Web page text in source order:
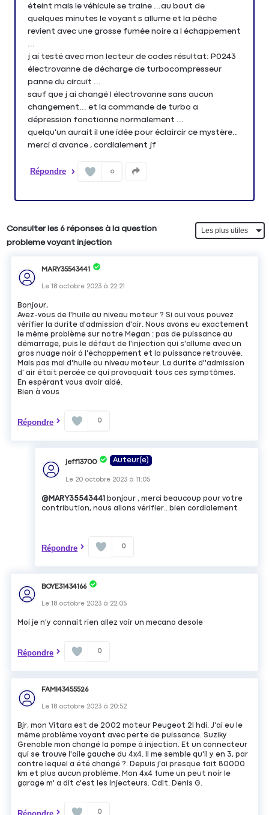
éteint mais le véhicule se traine ...au bout de
quelques minutes le voyant s allume et la pêche
revient avec une grosse fumée noire a l échappement
...
j ai testé avec mon lecteur de codes résultat: P0243
électrovanne de décharge de turbocompresseur
panne du circuit ...
sauf que j ai changé l électrovanne sans aucun
changement... et la commande de turbo a
dépression fonctionne normalement ...
quelqu'un aurait il une idée pour éclaircir ce mystère..
merci d avance , cordialement jf
Répondre 0
Consulter les 6 réponses à la question
probleme voyant injection
MARY35543441
Le18 octobre 2023 à 22:21
Bonjour,
Avez-vous de l'huile au niveau moteur ? Si oui vous pouvez
vérifier la durite d'admission d'air. Nous avons eu exactement
le même problème sur notre Megan : pas de puissance au
démarrage, puis le défaut de l'injection qui s'allume avec un
gros nuage noir à l'échappement et la puissance retrouvée.
Mais pas mal d'huile au niveau moteur. La durite d''admission
d' air était percée ce qui provoquait tous ces symptômes.
En espérant vous avoir aidé.
Bien à vous
Répondre 0
jeff13700 Auteur(e)
Le 20 octobre 2023 à11:05
@MARY35543441 bonjour , merci beaucoup pour votre
contribution, nous allons vérifier.. bien cordialement
Répondre 0
BOYE31434166
Le18 octobre 2023 à 22:05
Moi je n'y connait rien allez voir un mecano desole
Répondre 0
FAMI43455526
Le18 octobre 2023 à 20:52
Bjr, mon Vitara est de 2002 moteur Peugeot 2l hdi. J'ai eu le
même problème voyant avec perte de puissance. Suziky
Grenoble mon changé la pompe à injection. Et un connecteur
qui se trouve l'aile gauche du 4x4. Il me semble qu'il y en 3, par
contre lequel a été changé ?. Depuis j'ai presque fait 80000
km et plus aucun problème. Mon 4x4 fume un peut noir le
garage m' a dit c'est les injecteurs. Cdlt. Denis G.
0